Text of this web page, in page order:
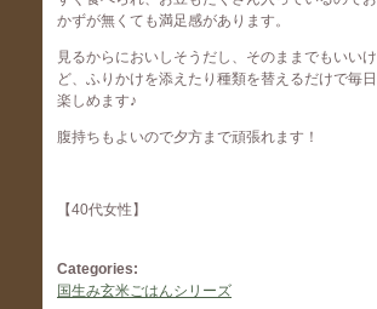
かずが無くても満足感があります。
見るからにおいしそうだし、そのままでもいいけ
ど、ふりかけを添えたり種類を替えるだけで毎日
楽しめます♪
腹持ちもよいので夕方まで頑張れます！
【40代女性】
Categories:
国生み玄米ごはんシリーズ